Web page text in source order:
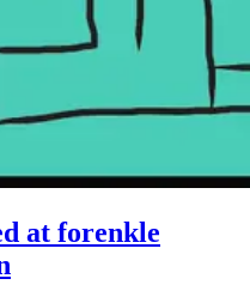
at forenkle